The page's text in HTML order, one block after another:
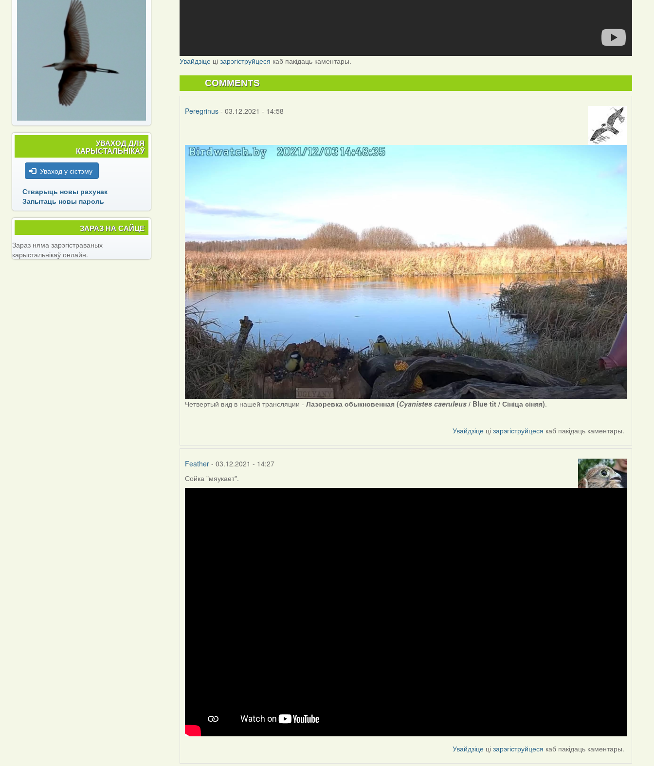
Увайдзіце цізарэгіструйцеся каб пакідаць каментары.
COMMENTS
Peregrinus - 03.12.2021 - 14:58
Четвертый вид в нашей трансляции -Лазоревка обыкновенная (Cyanistes caeruleus / Blue tit / Сініца сіняя).
Увайдзіце цізарэгіструйцеся каб пакідаць каментары.
Feather - 03.12.2021 - 14:27
Сойка "мяукает".
Увайдзіце цізарэгіструйцеся каб пакідаць каментары.
УВАХОД ДЛЯ
КАРЫСТАЛЬНІКАЎ
Уваход у сістэму
Стварыць новы рахунак
Запытаць новы пароль
ЗАРАЗ НА САЙЦЕ
Зараз няма зарэгістраваных
карыстальнікаў онлайн.